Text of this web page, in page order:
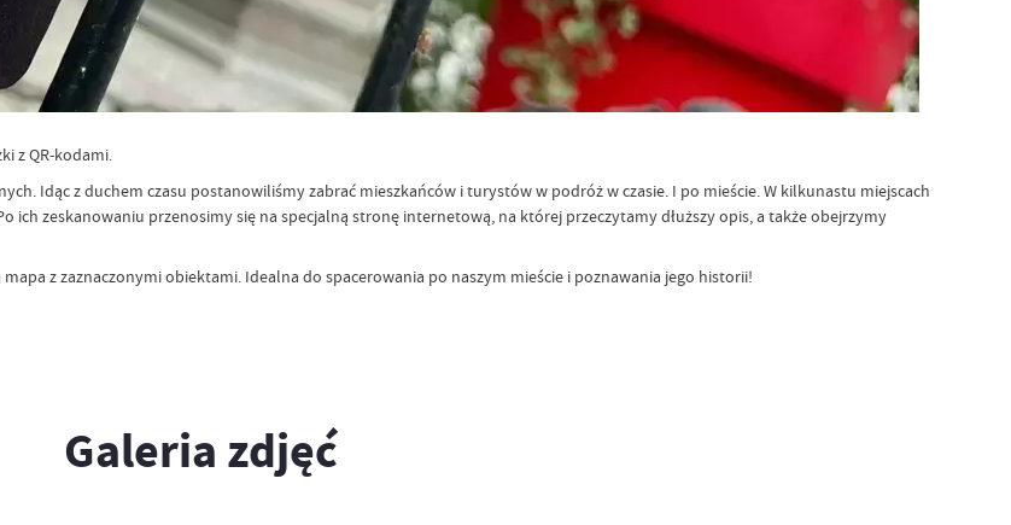
z QR-kodami.
Idąc z duchem czasu postanowiliśmy zabrać mieszkańców i turystów w podróż w czasie. I po mieście. W kilkunastu miejscach
ich zeskanowaniu przenosimy się na specjalną stronę internetową, na której przeczytamy dłuższy opis, a także obejrzymy
z zaznaczonymi obiektami. Idealna do spacerowania po naszym mieście i poznawania jego historii!
Galeria zdjęć